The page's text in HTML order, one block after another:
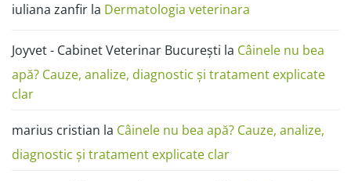
cum
o
alergie
sau
iuliana zanfir la Dermatologia veterinara
Joyvet - Cabinet Veterinar București la Câinele nu bea
apă? Cauze, analize, diagnostic și tratament explicate
clar
marius cristian la Câinele nu bea apă? Cauze, analize,
diagnostic și tratament explicate clar